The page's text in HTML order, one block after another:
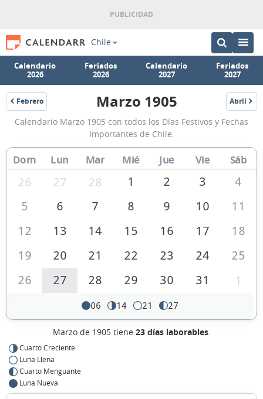
Chile
Calendario
2026
Feriados
2026
Calendario
2027
Feriados
2027
Febrero
1905
Calendario
Marzo
1905
de
Chile
Marzo 1905 Abril
1905
Calendario Marzo 1905 con todos los Días Festivos y Fechas
Importantes de Chile.
Dom Lun Mar Mié Jue Vie Sáb
26 27 28 1 2 3
4
5
6 7 8 9 10
11
12
13 14 15 16 17
18
19
20 21 22 23 24
25
26
27 28 29 30 31 1
06 14 21 27
Marzo de 1905 tiene 23 días laborables.
Cuarto Creciente
Luna Llena
Cuarto Menguante
Luna Nueva